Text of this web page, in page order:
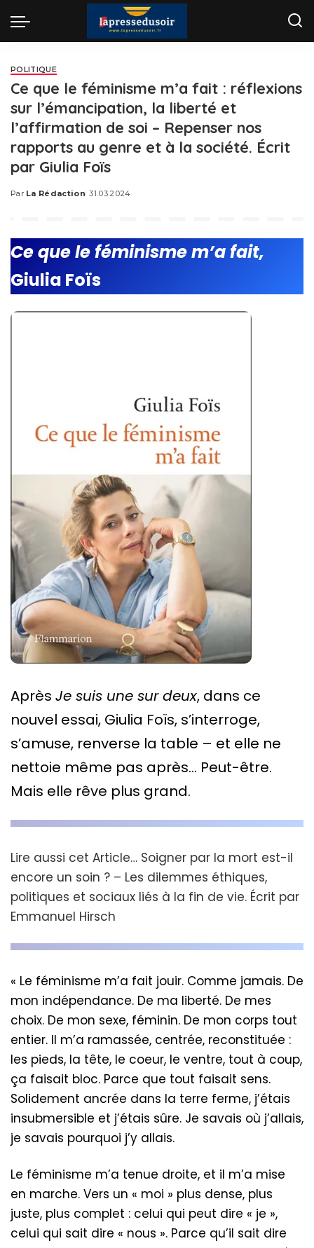
POLITIQUE
Ce que le féminisme m’a fait : réflexions
sur l’émancipation, la liberté et
l’affirmation de soi – Repenser nos
rapports au genre et à la société. Écrit
par Giulia Foïs
Posted
Par La Rédaction 31.03.2024
Ce que le féminisme m’a fait,
Giulia Foïs
Après Je suis une sur deux, dans ce
nouvel essai, Giulia Foïs, s’interroge,
s’amuse, renverse la table – et elle ne
nettoie même pas après… Peut-être.
Mais elle rêve plus grand.
Lire aussi cet Article… Soigner par la mort est-il
encore un soin ? – Les dilemmes éthiques,
politiques et sociaux liés à la fin de vie. Écrit par
Emmanuel Hirsch
« Le féminisme m’a fait jouir. Comme jamais. De
mon indépendance. De ma liberté. De mes
choix. De mon sexe, féminin. De mon corps tout
entier. Il m’a ramassée, centrée, reconstituée :
les pieds, la tête, le coeur, le ventre, tout à coup,
ça faisait bloc. Parce que tout faisait sens.
Solidement ancrée dans la terre ferme, j’étais
insubmersible et j’étais sûre. Je savais où j’allais,
je savais pourquoi j’y allais.
Le féminisme m’a tenue droite, et il m’a mise
en marche. Vers un « moi » plus dense, plus
juste, plus complet : celui qui peut dire « je »,
celui qui sait dire « nous ». Parce qu’il sait dire